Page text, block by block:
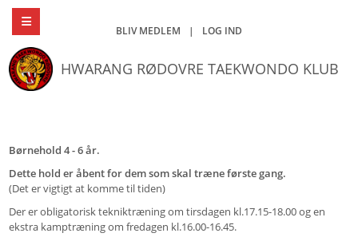
BLIV MEDLEM | LOG IND
HWARANG RØDOVRE TAEKWONDO KLUB
Børnehold 4 - 6 år.
Dette hold er åbent for dem som skal træne første gang.
(Det er vigtigt at komme til tiden)
Der er obligatorisk tekniktræning om tirsdagen kl.17.15-18.00 og en
ekstra kamptræning om fredagen kl.16.00-16.45.